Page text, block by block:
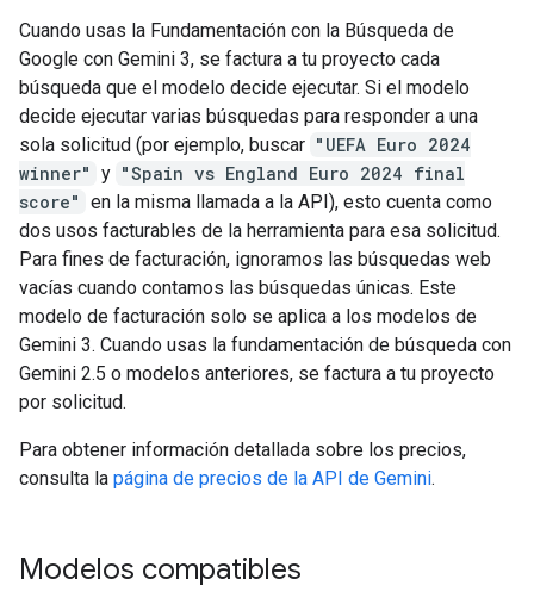
Cuando usas la Fundamentación con la Búsqueda de
Google con Gemini 3, se factura a tu proyecto cada
búsqueda que el modelo decide ejecutar. Si el modelo
decide ejecutar varias búsquedas para responder a una
sola solicitud (por ejemplo, buscar "UEFA Euro 2024
winner" y "Spain vs England Euro 2024 final
score" en la misma llamada a la API), esto cuenta como
dos usos facturables de la herramienta para esa solicitud.
Para fines de facturación, ignoramos las búsquedas web
vacías cuando contamos las búsquedas únicas. Este
modelo de facturación solo se aplica a los modelos de
Gemini 3. Cuando usas la fundamentación de búsqueda con
Gemini 2.5 o modelos anteriores, se factura a tu proyecto
por solicitud.
Para obtener información detallada sobre los precios,
consulta la página de precios de la API de Gemini.
Modelos compatibles